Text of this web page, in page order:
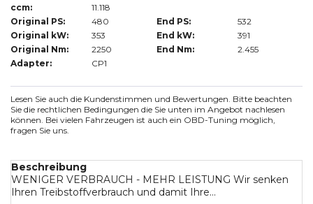
ccm:
11.118
Original PS:
480 End PS:
532
Original kW:
353 End kW:
391
Original Nm:
2250 End Nm:
2.455
Adapter:
CP1
Lesen Sie auch die Kundenstimmen und Bewertungen. Bitte beachten
Sie die rechtlichen Bedingungen die Sie unten im Angebot nachlesen
können. Bei vielen Fahrzeugen ist auch ein OBD-Tuning möglich,
fragen Sie uns.
Beschreibung
WENIGER VERBRAUCH - MEHR LEISTUNG Wir senken
Ihren Treibstoffverbrauch und damit Ihre...